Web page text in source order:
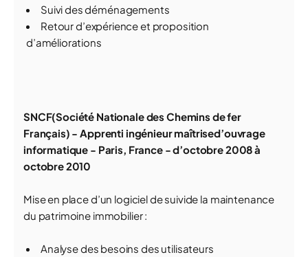
Suivi des déménagements
Retour d’expérience et proposition
d’améliorations
SNCF(Société Nationale des Chemins de fer
Français) - Apprenti ingénieur maîtrised’ouvrage
informatique - Paris, France - d’octobre 2008 à
octobre 2010
Mise en place d’un logiciel de suivide la maintenance
du patrimoine immobilier :
Analyse des besoins des utilisateurs